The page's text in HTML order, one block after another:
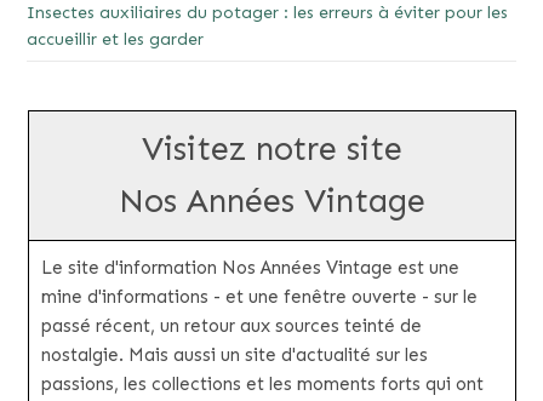
Insectes auxiliaires du potager : les erreurs à éviter pour les
accueillir et les garder
Visitez notre site
Nos Années Vintage
Le site d'information Nos Années Vintage est une
mine d'informations - et une fenêtre ouverte - sur le
passé récent, un retour aux sources teinté de
nostalgie. Mais aussi un site d'actualité sur les
passions, les collections et les moments forts qui ont